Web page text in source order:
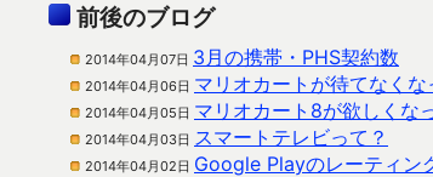
前後のブログ
2014年04月07日 3月の携帯・PHS契約数
2014年04月06日 マリオカートが待てなくな
2014年04月05日 マリオカート8が欲しくな
2014年04月03日 スマートテレビって？
2014年04月02日 Google Playのレーティン